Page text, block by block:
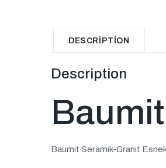
DESCRIPTION
Description
Baumit
Baumit Seramik-Granit Esnek